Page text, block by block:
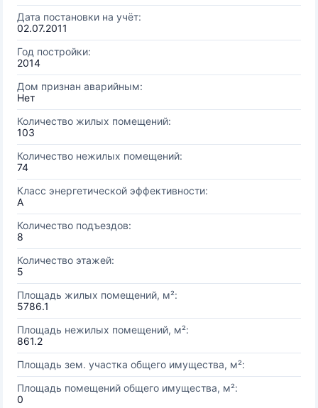
Дата постановки на учёт:
02.07.2011
Год постройки:
2014
Дом признан аварийным:
Нет
Количество жилых помещений:
103
Количество нежилых помещений:
74
Класс энергетической эффективности:
A
Количество подъездов:
8
Количество этажей:
5
Площадь жилых помещений, м²:
5786.1
Площадь нежилых помещений, м²:
861.2
Площадь зем. участка общего имущества, м²:
Площадь помещений общего имущества, м²:
0